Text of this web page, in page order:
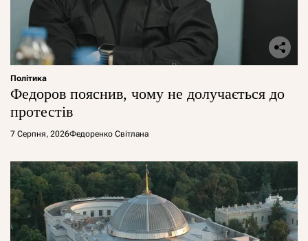
Політика
Федоров пояснив, чому не долучається до
протестів
7 Серпня, 2026Федоренко Світлана